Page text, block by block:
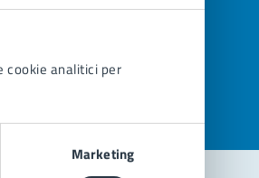
cookie analitici per
Marketing